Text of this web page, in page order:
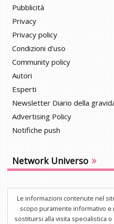
Pubblicità
Privacy
Privacy policy
Condizioni d'uso
Community policy
Autori
Esperti
Newsletter Diario della
Advertising Policy
Notifiche push
Network Universo »
Le informazioni contenute nel
scopo puramente informativo
sostituirsi alla visita specialistica